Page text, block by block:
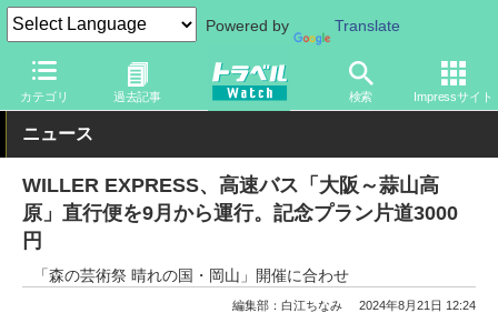
Powered by Translate
カテゴリ 過去記事 検索 Impressサイト
トラベル Watch 旅の方法 バス旅 高速バス
ニュース
WILLER EXPRESS、高速バス「大阪～蒜山高
原」直行便を9月から運行。記念プラン片道3000
円
「森の芸術祭 晴れの国・岡山」開催に合わせ
編集部：白江ちなみ 2024年8月21日 12:24